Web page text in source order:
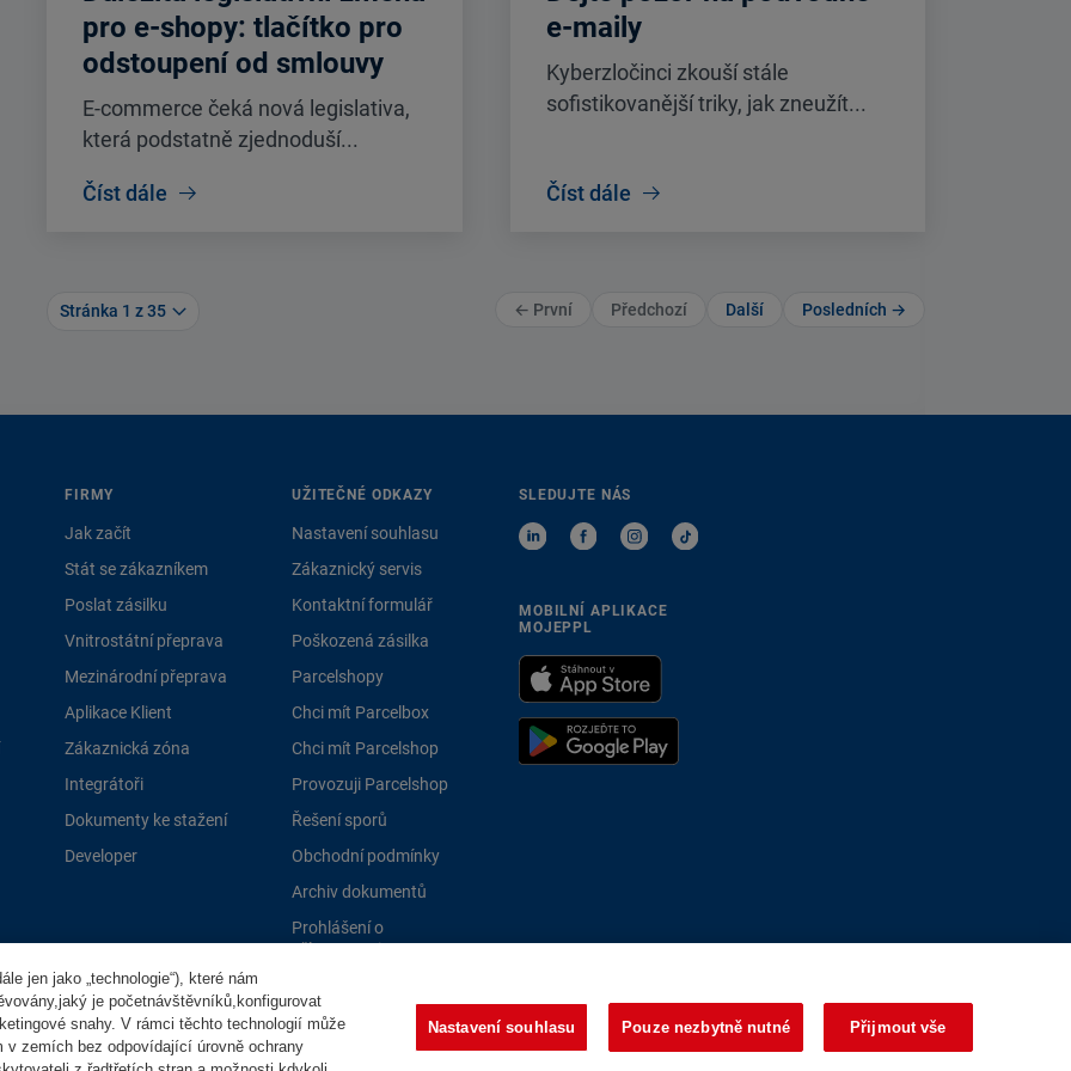
pro e-shopy: tlačítko pro
odstoupení od smlouvy
E-commerce čeká nová legislativa,
která podstatně zjednoduší...
Číst dále
e-maily
Kyberzločinci zkouší stále
sofistikovanější triky, jak zneužít...
Číst dále
Stránka 1 z 35 ← První Předchozí Další Posledních →
FIRMY
Jak začít
Stát se zákazníkem
Poslat zásilku
Vnitrostátní přeprava
Mezinárodní přeprava
Aplikace Klient
Zákaznická zóna
Integrátoři
Dokumenty ke stažení
Developer
UŽITEČNÉ ODKAZY
Nastavení souhlasu
Zákaznický servis
Kontaktní formulář
Poškozená zásilka
Parcelshopy
Chci mít Parcelbox
Chci mít Parcelshop
Provozuji Parcelshop
Řešení sporů
Obchodní podmínky
Archiv dokumentů
Prohlášení o
přístupnosti
SLEDUJTE NÁS
MOBILNÍ APLIKACE
MOJEPPL
PPLně se přizpůsobíme
jen jako „technologie“), které nám
je početnávštěvníků,konfigurovat
snahy. V rámci těchto technologií může
v zemích bez odpovídající úrovně ochrany
Nastavení souhlasu Pouze nezbytně nutné Přijmout vše